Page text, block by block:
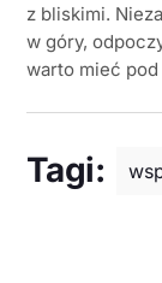
z bliskimi.
w góry,
warto mieć
Tagi: